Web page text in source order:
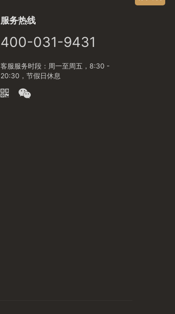
服务热线
400-031-9431
客服服务时段：周一至周五，8:30 -
20:30，节假日休息